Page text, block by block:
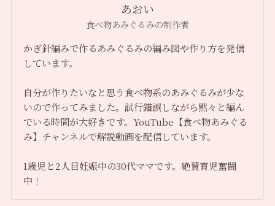
あおい
食べ物あみぐるみの制作者
かぎ針編みで作るあみぐるみの編み図や作り方を発信
しています。
自分が作りたいなと思う食べ物系のあみぐるみが少な
いので作ってみました。試行錯誤しながら黙々と編ん
でいる時間が大好きです。YouTube【食べ物あみぐる
み】チャンネルで解説動画を配信しています。
1歳児と2人目妊娠中の30代ママです。絶賛育児奮闘
中！